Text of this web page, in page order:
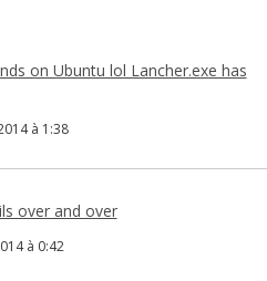
on Ubuntu lol Lancher.exe has
à 1:38
over and over
à 0:42